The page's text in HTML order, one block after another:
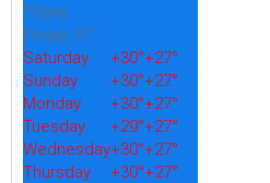
Thane
Friday, 07
Saturday
+30°+27°
Sunday
+30°+27°
Monday
+30°+27°
Tuesday
+29°+27°
Wednesday+30°+27°
Thursday
+30°+27°